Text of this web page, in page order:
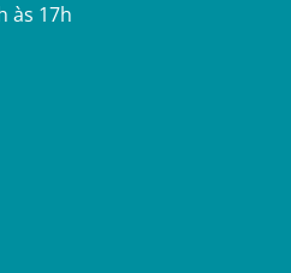
às 17h